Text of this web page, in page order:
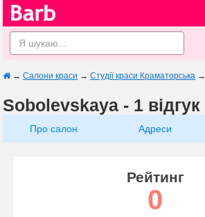
→ Салони краси → Студії краси Краматорська →
Sobolevskaya - 1 відгук
Про салон Адреси
Рейтинг
0